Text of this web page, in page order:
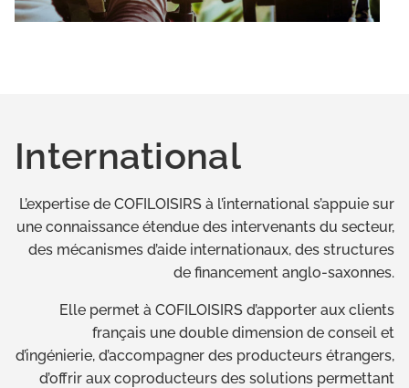
International
L’expertise de COFILOISIRS à l’international s’appuie sur
une connaissance étendue des intervenants du secteur,
des mécanismes d’aide internationaux, des structures
de financement anglo-saxonnes.
Elle permet à COFILOISIRS d’apporter aux clients
français une double dimension de conseil et
d’ingénierie, d’accompagner des producteurs étrangers,
d’offrir aux coproducteurs des solutions permettant